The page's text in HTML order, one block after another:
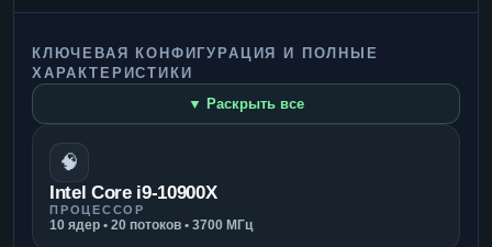
КЛЮЧЕВАЯ КОНФИГУРАЦИЯ И ПОЛНЫЕ
ХАРАКТЕРИСТИКИ
▼ Раскрыть все
🧠
Intel Core i9-10900X
ПРОЦЕССОР
10 ядер • 20 потоков • 3700 МГц